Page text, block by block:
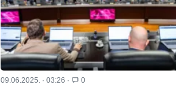
09.06.2025. · 03:26 · 0